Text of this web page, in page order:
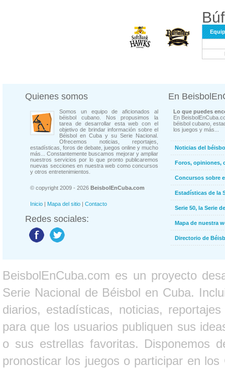
Quienes somos
Somos un equipo de aficionados al
béisbol cubano. Nos propusimos la
tarea de desarrollar esta web con el
objetivo de brindar información sobre el
Béisbol en Cuba y su Serie Nacional.
Ofrecemos noticias, reportajes,
estadísticas, foros de debate, juegos online y mucho
más... Constantemente buscamos mejorar y ampliar
nuestros servicios por lo que pronto publicaremos
nuevas secciones en nuestra web como concursos
y otros entretenimientos.
© copyright 2009 - 2026 BeisbolEnCuba.com
Inicio | Mapa del sitio | Contacto
Redes sociales:
En
Lo que puedes
En
béisbol cubano,
los juegos y más...
Noticias del
Foros, opiniones,
Concursos sobre
Estadísticas de la
Serie 50, la Serie
Mapa de nuestra
Directorio de
BeisbolEnCuba.com es un proyecto
Serie Nacional de Béisbol en Cuba.
diarios, estadísticas, noticias,
para que los usuarios publiquen sus
o sus estrellas favoritas. Disponemos
pronosticar los juegos o participar en